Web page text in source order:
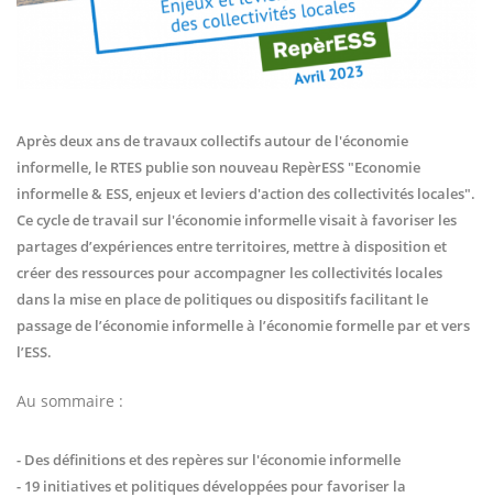
Après deux ans de travaux collectifs autour de l'économie
informelle, le RTES publie son nouveau RepèrESS "Economie
informelle & ESS, enjeux et leviers d'action des collectivités locales".
Ce cycle de travail sur l'économie informelle visait à favoriser les
partages d’expériences entre territoires, mettre à disposition et
créer des ressources pour accompagner les collectivités locales
dans la mise en place de politiques ou dispositifs facilitant le
passage de l’économie informelle à l’économie formelle par et vers
l’ESS.
Au sommaire :
- Des définitions et des repères sur l'économie informelle
- 19 initiatives et politiques développées pour favoriser la